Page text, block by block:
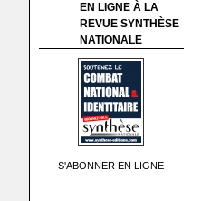
EN LIGNE À LA
REVUE SYNTHÈSE
NATIONALE
S'ABONNER EN LIGNE